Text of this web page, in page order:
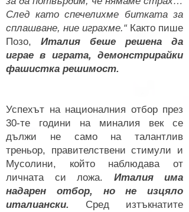
След като спечелихме битката за
сплашване, ние играхме.“ Както пише
Позо, Италия беше решена да
играе в играта, демонстрирайки
фашистка решимост.
Успехът на националния отбор през
30-те години на миналия век се
дължи не само на талантлив
треньор, правителствени стимули и
Мусолини, който наблюдава от
личната си ложа. Италия има
надарен отбор, но не изцяло
италиански. Сред изтъкнатите